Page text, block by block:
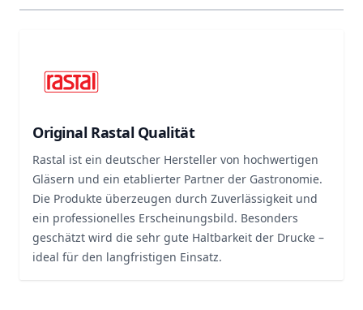
Original Rastal Qualität
Rastal ist ein deutscher Hersteller von hochwertigen
Gläsern und ein etablierter Partner der Gastronomie.
Die Produkte überzeugen durch Zuverlässigkeit und
ein professionelles Erscheinungsbild. Besonders
geschätzt wird die sehr gute Haltbarkeit der Drucke –
ideal für den langfristigen Einsatz.